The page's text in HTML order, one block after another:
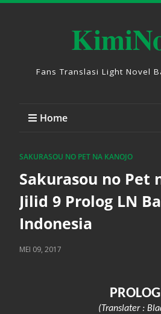
Fans Translasi Light Novel
Home
SAKURASOU NO PET NA KANOJO
Sakurasou no Pet
Jilid 9 Prolog LN
Indonesia
MEI 09, 2017
PROLOG
(Translater :